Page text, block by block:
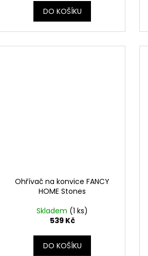
DO KOŠÍKU
Ohřívač na konvice FANCY
HOME Stones
Skladem (1 ks)
539 Kč
DO KOŠÍKU